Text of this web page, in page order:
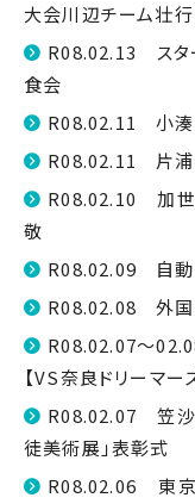
大会川辺チーム壮
R08.02.13 スタ
食会
R08.02.11 小湊
R08.02.11 片浦
R08.02.10 加世
敬
R08.02.09 自動
R08.02.08 外国
R08.02.07～
【VS奈良ドリーマー
R08.02.07 笠沙
徒美術展」表彰式
R08.02.06 東